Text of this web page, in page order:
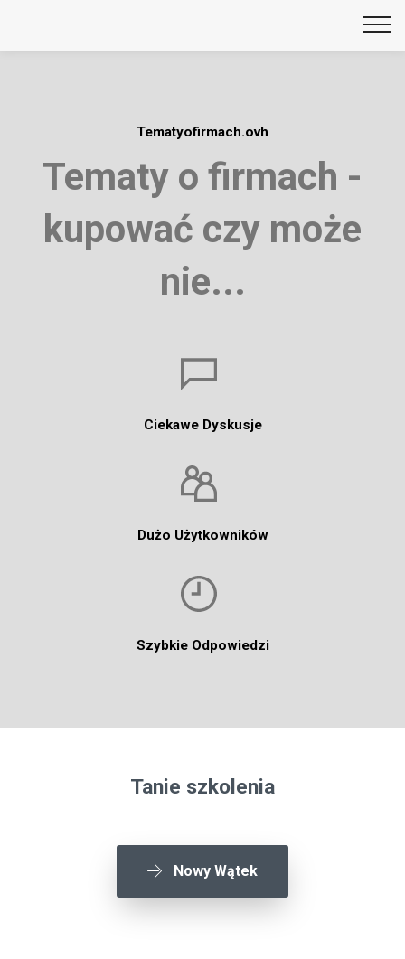
Tematyofirmach.ovh
Tematy o firmach -
kupować czy może
nie...
Ciekawe Dyskusje
Dużo Użytkowników
Szybkie Odpowiedzi
Tanie szkolenia
Nowy Wątek